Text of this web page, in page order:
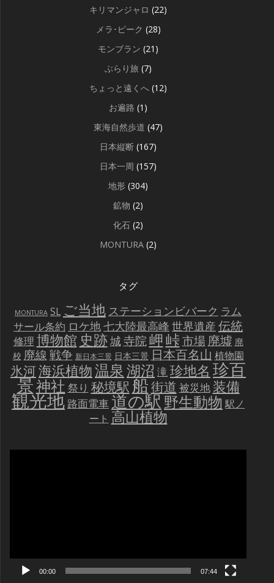
キリマンジャロ (22)
メラ･ピーク (28)
モンブラン (21)
ぶらり旅 (7)
ちょっと遠くへ (12)
お遍路 (1)
東海自然歩道 (47)
日本縦断 (167)
日本一周 (157)
地形 (304)
鉱物 (2)
化石 (2)
MONTURA (2)
タグ
MONTURA SL ご当地 ステーションビバーク ラム
サール条約 ロケ地七大陸最高峰 世界遺産 伝統
修理 博物館 史跡城寺院岬峠市場 廃墟 廃
校 廃線戦争 新日本三景 日本三景 日本百名山 植物園
氷河海浜植物温泉湖沼 滝珍地名 珍百
景神社 祭り 秘境駅船街道 被災地 装備
観光地 路面電車道の駅野生動物 駅ノ
ート 高山植物
00:00 07:44